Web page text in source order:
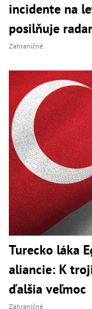
incidente na
posilňuje
Zahraničné
Turecko láka
aliancie: K
ďalšia veľmoc
Zahraničné